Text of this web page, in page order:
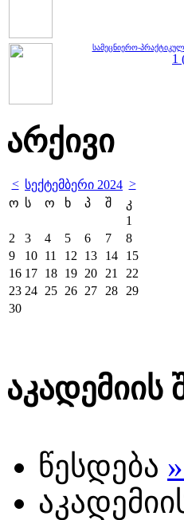
სამეცნიერო-
1
არქივი
< სექტემბერი 2024 >
ო ს ო ხ პ შ
კ
1
2
3 4 5 6 7
8
9
10 11 12 13 14
15
16 17 18 19 20 21
22
23 24 25 26 27 28 29
30
აკადემიის
წესდება